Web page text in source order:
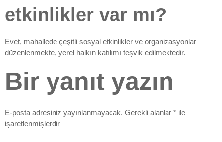
etkinlikler var mı?
Evet, mahallede çeşitli sosyal etkinlikler ve organizasyonlar
düzenlenmekte, yerel halkın katılımı teşvik edilmektedir.
Bir yanıt yazın
E-posta adresiniz yayınlanmayacak. Gerekli alanlar * ile
işaretlenmişlerdir